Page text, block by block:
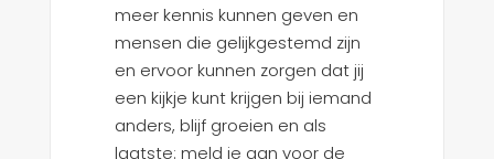
meer kennis kunnen geven en
mensen die gelijkgestemd zijn
en ervoor kunnen zorgen dat jij
een kijkje kunt krijgen bij iemand
anders, blijf groeien en als
laatste: meld je aan voor de